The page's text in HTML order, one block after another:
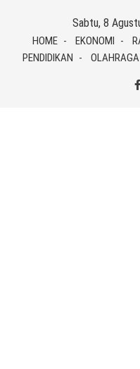
content
Sabtu, 8
HOME EKONOMI
PENDIDIKAN
OLAHRAGA